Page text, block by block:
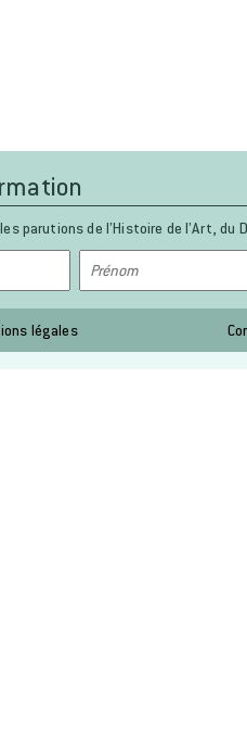
parutions de l’Histoire de l’Art, du
légales